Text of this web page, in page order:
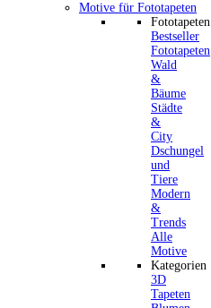
Motive für Fototapeten
Fototapeten
Bestseller
Fototapeten
Wald
&
Bäume
Städte
&
City
Dschungel
und
Tiere
Modern
&
Trends
Alle
Motive
Kategorien
3D
Tapeten